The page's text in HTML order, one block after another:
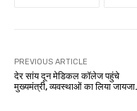
PREVIOUS ARTICLE
देर सांय दून मेडिकल कॉलेज पहुंचे
मुख्यमंत्री, व्यवस्थाओं का लिया